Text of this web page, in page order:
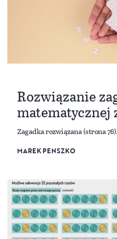
Rozwiązanie
matematycznej
Zagadka rozwiązana (strona 76).
MAREK PENSZKO